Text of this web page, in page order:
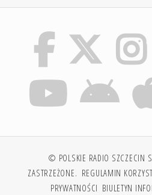
© POLSKIE RADIO SZCZECIN
ZASTRZEŻONE. REGULAMIN
PRYWATNOŚCI BIULETYN